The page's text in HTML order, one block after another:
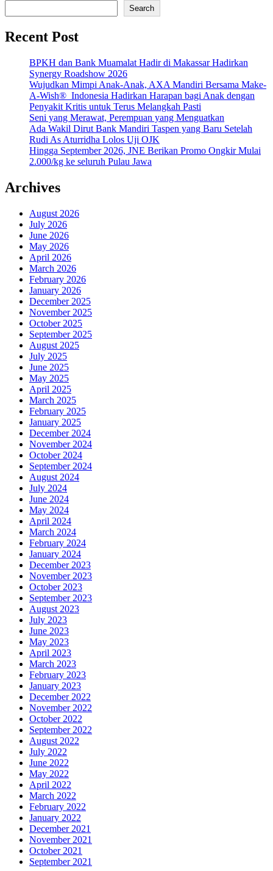
Search
Recent Post
BPKH dan Bank Muamalat Hadir di Makassar Hadirkan
Synergy Roadshow 2026
Wujudkan Mimpi Anak-Anak, AXA Mandiri Bersama Make-
A-Wish® Indonesia Hadirkan Harapan bagi Anak dengan
Penyakit Kritis untuk Terus Melangkah Pasti
Seni yang Merawat, Perempuan yang Menguatkan
Ada Wakil Dirut Bank Mandiri Taspen yang Baru Setelah
Rudi As Aturridha Lolos Uji OJK
Hingga September 2026, JNE Berikan Promo Ongkir Mulai
2.000/kg ke seluruh Pulau Jawa
Archives
August 2026
July 2026
June 2026
May 2026
April 2026
March 2026
February 2026
January 2026
December 2025
November 2025
October 2025
September 2025
August 2025
July 2025
June 2025
May 2025
April 2025
March 2025
February 2025
January 2025
December 2024
November 2024
October 2024
September 2024
August 2024
July 2024
June 2024
May 2024
April 2024
March 2024
February 2024
January 2024
December 2023
November 2023
October 2023
September 2023
August 2023
July 2023
June 2023
May 2023
April 2023
March 2023
February 2023
January 2023
December 2022
November 2022
October 2022
September 2022
August 2022
July 2022
June 2022
May 2022
April 2022
March 2022
February 2022
January 2022
December 2021
November 2021
October 2021
September 2021